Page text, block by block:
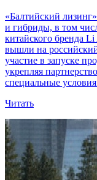
«Балтийский
и гибриды, в том
китайского бренда
вышли на
участие в запуске
укрепляя
специальные
Читать